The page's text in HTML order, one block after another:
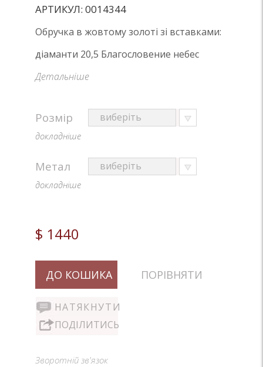
АРТИКУЛ: 0014344
Обручка в жовтому золоті зі вставками:
діаманти 20,5 Благословение небес
Детальніше
Розмір
докладніше
Метал
докладніше
$ 1440
ДО КОШИКА ПОРІВНЯТИ
НАТЯКНУТИ
ПОДІЛИТИСЬ
Зворотній зв'язок